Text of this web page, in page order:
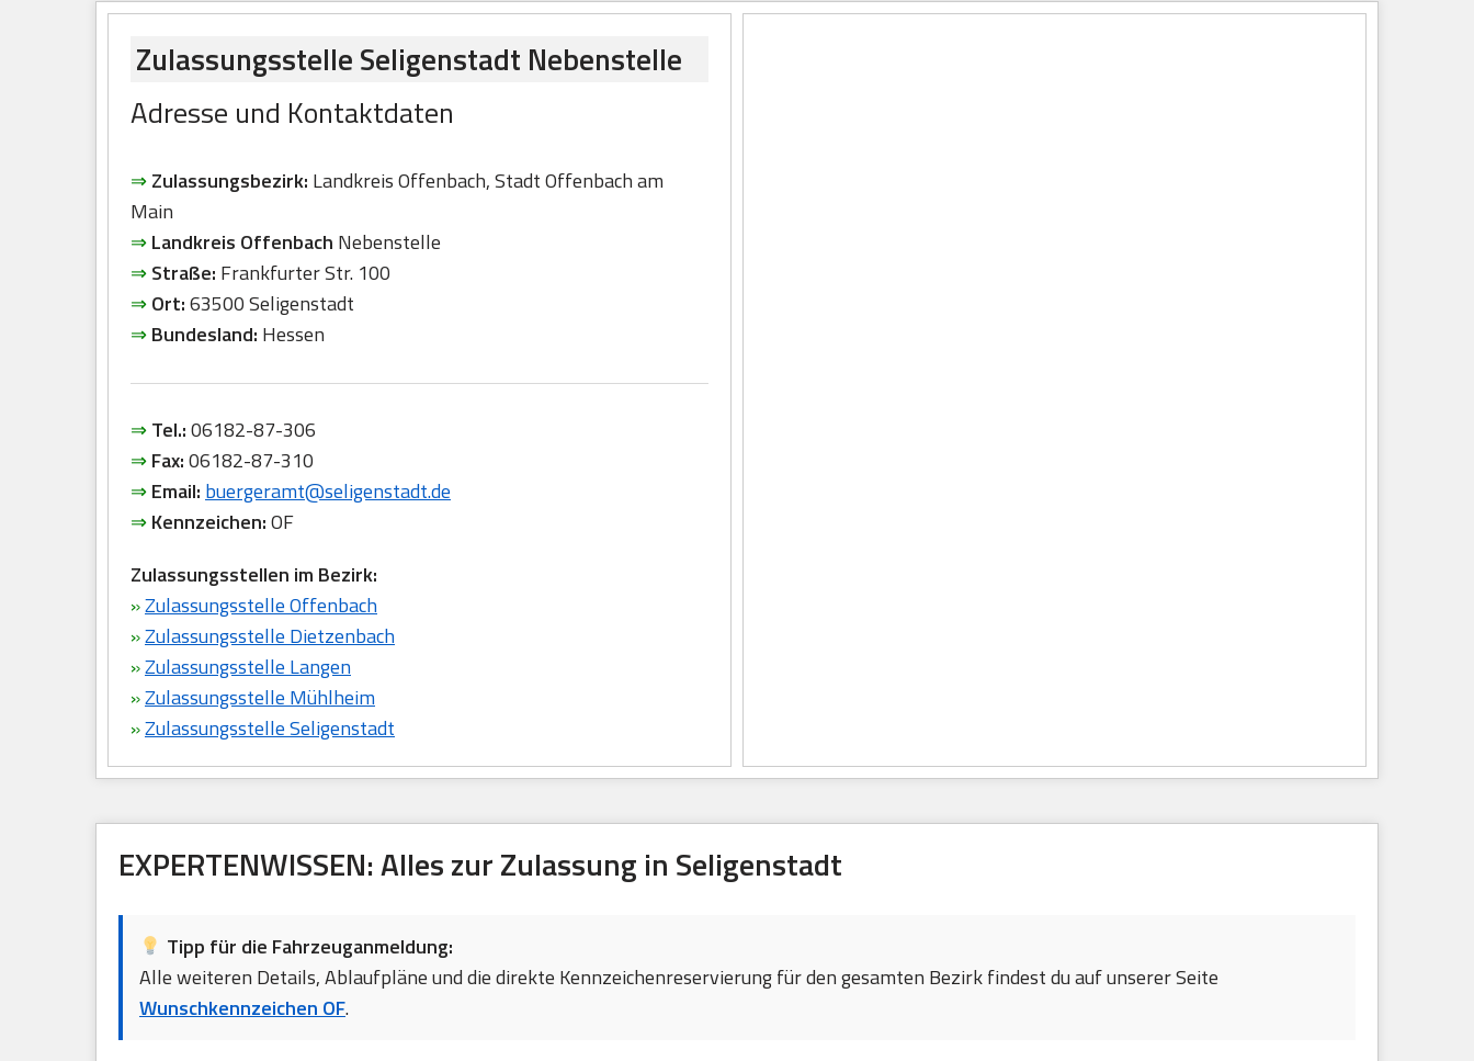
Zulassungsstelle Seligenstadt Nebenstelle
Adresse und Kontaktdaten
⇒Zulassungsbezirk: Landkreis Offenbach, Stadt Offenbach am
Main
⇒Landkreis Offenbach Nebenstelle
⇒Straße: Frankfurter Str. 100
⇒Ort:63500 Seligenstadt
⇒Bundesland: Hessen
⇒Tel.:06182-87-306
⇒Fax:06182-87-310
⇒Email: buergeramt@seligenstadt.de
⇒Kennzeichen:OF
Zulassungsstellen im Bezirk:
»Zulassungsstelle Offenbach
»Zulassungsstelle Dietzenbach
»Zulassungsstelle Langen
»Zulassungsstelle Mühlheim
»Zulassungsstelle Seligenstadt
EXPERTENWISSEN: Alles zur Zulassung in Seligenstadt
Tipp für die Fahrzeuganmeldung:
Alle weiteren Details, Ablaufpläne und die direkte Kennzeichenreservierung für den gesamten Bezirk findest du auf unserer Seite
Wunschkennzeichen OF.